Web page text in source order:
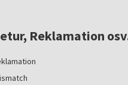
Reklamation